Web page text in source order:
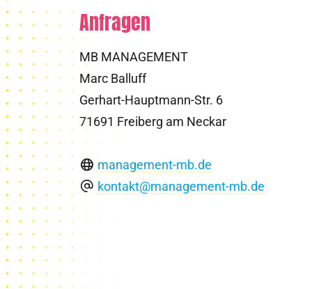
Anfragen
MB MANAGEMENT
Marc Balluff
Gerhart-Hauptmann-Str. 6
71691 Freiberg am Neckar
management-mb.de
kontakt@management-mb.de